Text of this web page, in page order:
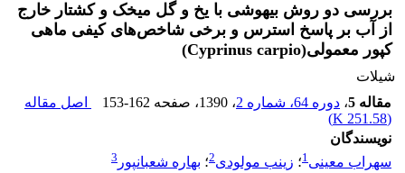
بررسی دو روش بیهوشی با یخ و گل میخک و کشتار خارج
از آب بر پاسخ استرس و برخی شاخص‌های کیفی ماهی
کپور معمولی(Cyprinus carpio)
شیلات
مقاله 5
، دوره 64، شماره 2 ، 1390 ، صفحه 153-162
اصل مقاله
(
251.58 K
)
نویسندگان
سهراب معینی1؛ زینب مولودی2؛ بهاره شعبانپور 3